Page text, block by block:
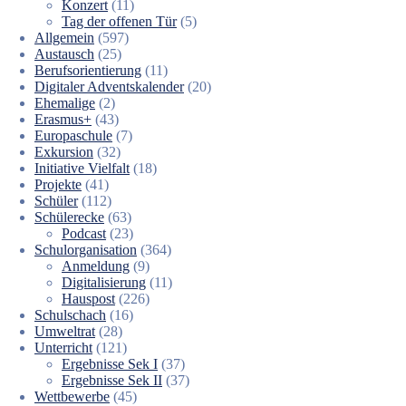
Konzert (11)
Tag der offenen Tür(5)
Allgemein (597)
Austausch (25)
Berufsorientierung (11)
Digitaler Adventskalender(20)
Ehemalige (2)
Erasmus+ (43)
Europaschule (7)
Exkursion (32)
Initiative Vielfalt (18)
Projekte (41)
Schüler(112)
Schülerecke (63)
Podcast (23)
Schulorganisation (364)
Anmeldung (9)
Digitalisierung (11)
Hauspost (226)
Schulschach (16)
Umweltrat (28)
Unterricht (121)
Ergebnisse Sek I (37)
Ergebnisse Sek II (37)
Wettbewerbe (45)